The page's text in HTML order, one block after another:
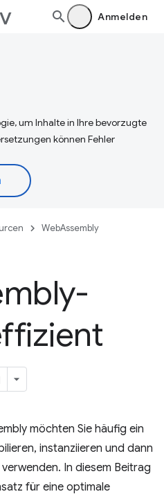
Anmelden
um Inhalte in Ihre bevorzugte
können Fehler
WebAssembly
möchten Sie häufig ein
instanziieren und dann
In diesem Beitrag
für eine optimale